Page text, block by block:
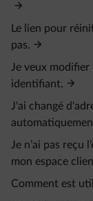
Le lien pour
pas.
Je veux
identifiant.
J'ai changé
Je n’ai pas reçu
mon espace
Comment est